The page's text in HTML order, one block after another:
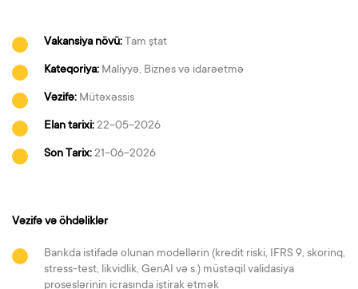
Vakansiya növü: Tam ştat
Kateqoriya: Maliyyə, Biznes və idarəetmə
Vəzifə: Mütəxəssis
Elan tarixi:22-05-2026
Son Tarix:21-06-2026
Vəzifə və öhdəliklər
Bankda istifadə olunan modellərin (kredit riski, IFRS 9, skorinq,
stress-test, likvidlik, GenAI və s.) müstəqil validasiya
proseslərinin icrasında iştirak etmək